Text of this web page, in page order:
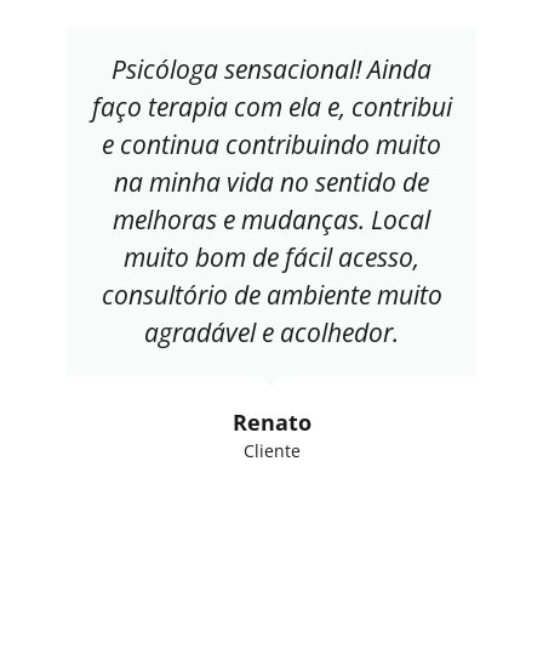
Psicóloga sensacional! Ainda
faço terapia com ela e, contribui
e continua contribuindo muito
na minha vida no sentido de
melhoras e mudanças. Local
muito bom de fácil acesso,
consultório de ambiente muito
agradável e acolhedor.
Renato
Cliente